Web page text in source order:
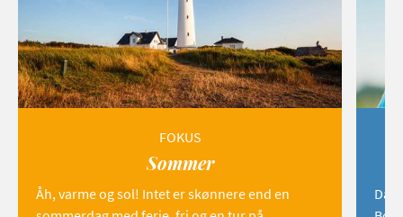
FOKUS
Sommer
Åh, varme og sol! Intet er skønnere end en